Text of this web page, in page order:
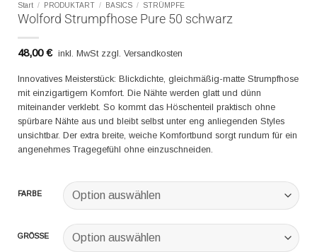
Start / PRODUKTART / BASICS / STRÜMPFE
Wolford Strumpfhose Pure 50 schwarz
48,00€ inkl. MwSt zzgl. Versandkosten
Innovatives Meisterstück: Blickdichte, gleichmäßig-matte Strumpfhose
mit einzigartigem Komfort. Die Nähte werden glatt und dünn
miteinander verklebt. So kommt das Höschenteil praktisch ohne
spürbare Nähte aus und bleibt selbst unter eng anliegenden Styles
unsichtbar. Der extra breite, weiche Komfortbund sorgt rundum für ein
angenehmes Tragegefühl ohne einzuschneiden.
FARBE
GRÖSSE